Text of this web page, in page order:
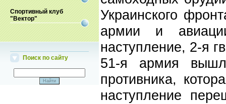
Спортивный клуб
"Вектор"
Поиск по сайту
Украинского
армии и
наступление, 2-я
51-я армия
противника,
наступление